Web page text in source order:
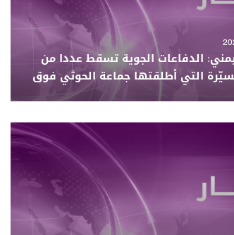
الدفاعات الجوية تسقط عددا من
التي أطلقتها جماعة الحوثي فوق